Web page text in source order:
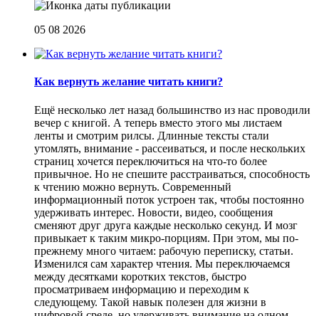
05 08 2026
Как вернуть желание читать книги?
Eщё несколько лет назад большинство из нас проводили
вечер с книгой. А теперь вместо этого мы листаем
ленты и смотрим рилсы. Длинные тексты стали
утомлять, внимание - рассеиваться, и после нескольких
страниц хочется переключиться на что-то более
привычное. Но не спешите расстраиваться, способность
к чтению можно вернуть. Современный
информационный поток устроен так, чтобы постоянно
удерживать интерес. Новости, видео, сообщения
сменяют друг друга каждые несколько секунд. И мозг
привыкает к таким микро-порциям. При этом, мы по-
прежнему много читаем: рабочую переписку, статьи.
Изменился сам характер чтения. Мы переключаемся
между десятками коротких текстов, быстро
просматриваем информацию и переходим к
следующему. Такой навык полезен для жизни в